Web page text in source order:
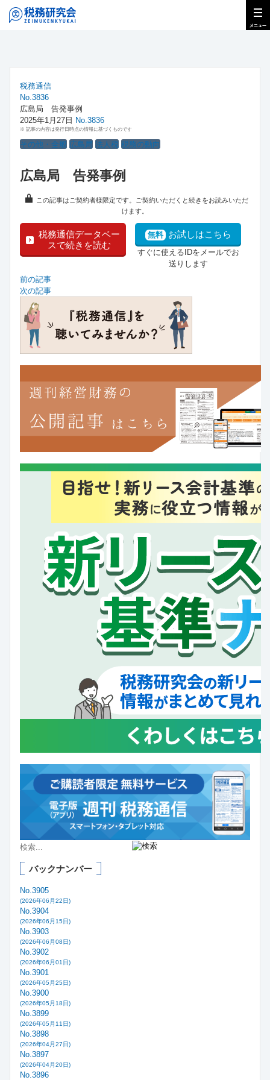
税務通信
No.3836
広島局 告発事例
2025年1月27日 No.3836
※ 記事の内容は発行日時点の情報に基づくものです
その他・全般 広島局 法人税 税務の動向
広島局 告発事例
この記事はご契約者様限定です。ご契約いただくと続きをお読みいただ
けます。
税務通信データベー
スで続きを読む
無料 お試しはこちら
すぐに使えるIDをメールでお
送りします
前の記事
次の記事
バックナンバー
No.3905
(2026年06月22日)
No.3904
(2026年06月15日)
No.3903
(2026年06月08日)
No.3902
(2026年06月01日)
No.3901
(2026年05月25日)
No.3900
(2026年05月18日)
No.3899
(2026年05月11日)
No.3898
(2026年04月27日)
No.3897
(2026年04月20日)
No.3896